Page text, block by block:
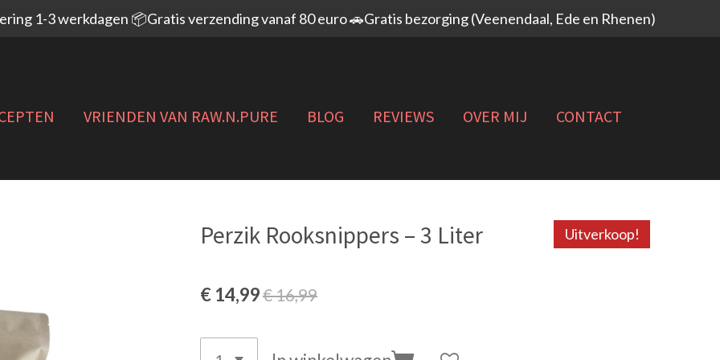
1-3 werkdagen 📦Gratis verzending vanaf 80 euro 🚗Gratis bezorging (Veenendaal, Ede en Rhenen)
VRIENDEN VAN RAW.N.PURE BLOG REVIEWS OVER MIJ CONTACT
Perzik Rooksnippers – 3 Liter Uitverkoop!
€ 14,99€ 16,99